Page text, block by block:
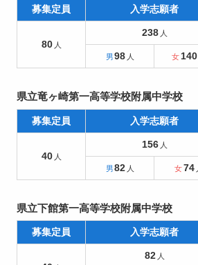
募集定員 入学志願者
80
238
98
140
県立竜ヶ崎第一高等学校附属中学校
募集定員 入学志願者
40
156
82
74
県立下館第一高等学校附属中学校
募集定員 入学志願者
82